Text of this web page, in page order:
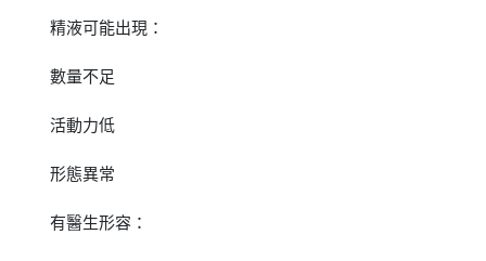
精液可能出現：
數量不足
活動力低
形態異常
有醫生形容：